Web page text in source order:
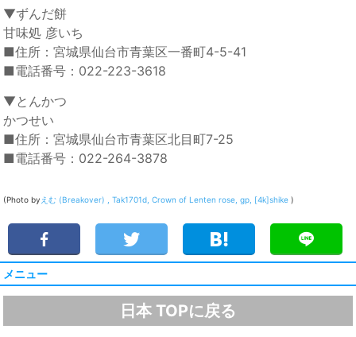
▼ずんだ餅
甘味処 彦いち
■住所：宮城県仙台市青葉区一番町4-5-41
■電話番号：022-223-3618
▼とんかつ
かつせい
■住所：宮城県仙台市青葉区北目町7-25
■電話番号：022-264-3878
(Photo by えむ (Breakover) , Tak1701d, Crown of Lenten rose, gp, [4k]shike )
メニュー
日本 TOPに戻る